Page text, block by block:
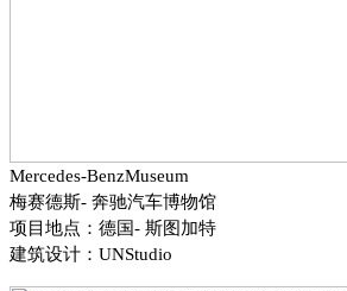
Mercedes-BenzMuseum
梅赛德斯- 奔驰汽车博物馆
项目地点：德国- 斯图加特
建筑设计： UNStudio